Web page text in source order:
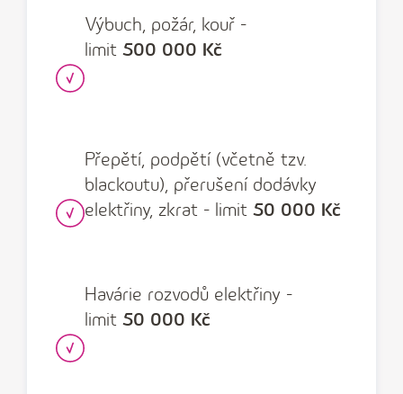
Výbuch, požár, kouř -
limit 500 000 Kč
Přepětí, podpětí (včetně tzv.
blackoutu), přerušení dodávky
elektřiny, zkrat - limit 50 000 Kč
Havárie rozvodů elektřiny -
limit 50 000 Kč